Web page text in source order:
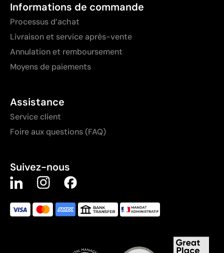
Informations de commande
Processus d’achat
Livraison et service après-vente
Annulation et remboursement
Moyens de paiements
Assistance
Service client
Foire aux questions (FAQ)
Suivez-nous